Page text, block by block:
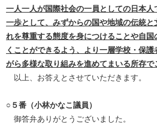
一人一人が国際社会の一員としての日本
一歩として、みずからの国や地域の伝統
れを尊重する態度を身につけることや自
くことができるよう、より一層学校・保
がら多様な取り組みを進めてまいる所存で
以上、お答えとさせていただきます。
○５番（小林かなこ議員）
御答弁ありがとうございました。